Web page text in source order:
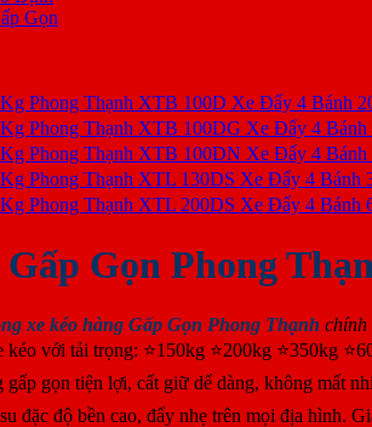
Gọn
Xe Đẩy 4 Bánh
Xe Đẩy 4
Xe Đẩy 4
Xe Đẩy 4 Bánh
Xe Đẩy 4 Bánh
Gọn Phong
xe kéo hàng Gấp Gọn Phong Thạnh chính
kéo với tải trọng: ⭐150kg ⭐200kg ⭐350kg
gấp gọn tiện lợi, cất giữ dể dàng, không mất
đặc độ bền cao, đẩy nhẹ trên mọi địa hình.